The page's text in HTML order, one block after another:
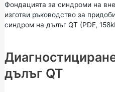
Фондацията за синдроми на
изготви ръководство за
синдром на дълъг QT (PDF,
дълъг QT